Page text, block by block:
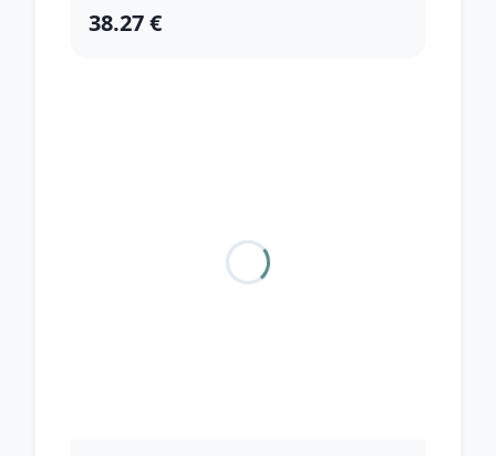
38.27 €